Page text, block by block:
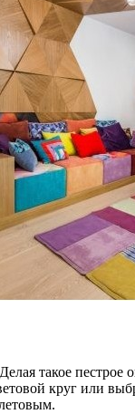
такое
круг или